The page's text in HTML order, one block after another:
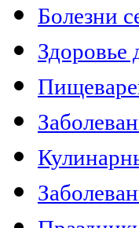
Болезни
Здоровье